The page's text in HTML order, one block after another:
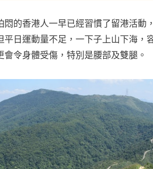
悶的香港人一早已經習慣了留港活動
平日運動量不足，一下子上山下海，
會令身體受傷，特別是腰部及雙腿。